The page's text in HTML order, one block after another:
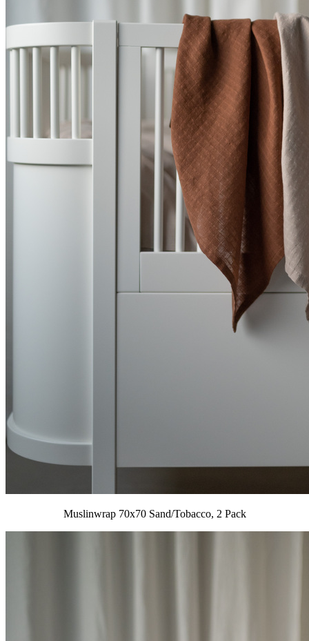
Muslinwrap 70x70 Sand/Tobacco, 2 Pack